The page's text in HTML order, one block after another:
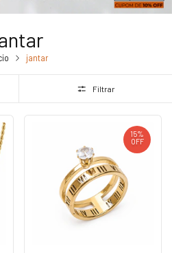
jantar
Filtrar
15%
OFF